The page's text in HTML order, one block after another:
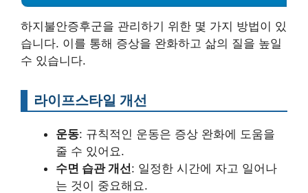
하지불안증후군을 관리하기 위한 몇 가지 방법이 있
습니다. 이를 통해 증상을 완화하고 삶의 질을 높일
수 있습니다.
라이프스타일 개선
운동: 규칙적인 운동은 증상 완화에 도움을
줄 수 있어요.
수면 습관 개선: 일정한 시간에 자고 일어나
는 것이 중요해요.